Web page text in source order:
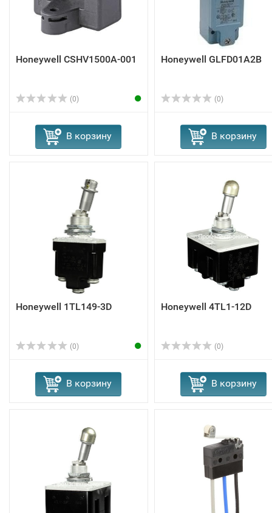
Honeywell CSHV1500A-001
(0)
В корзину
Honeywell GLFD01A2B
(0)
В корзину
Honeywell 1TL149-3D
(0)
В корзину
Honeywell 4TL1-12D
(0)
В корзину